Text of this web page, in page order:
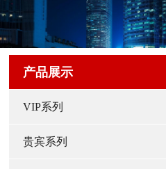
产品展示
VIP系列
贵宾系列